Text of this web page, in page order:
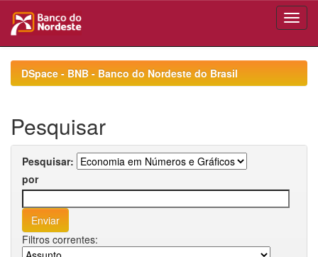
navigationDSpace - BNB - Banco do Nordeste do Brasil
Pesquisar
Pesquisar:
por
Filtros correntes: